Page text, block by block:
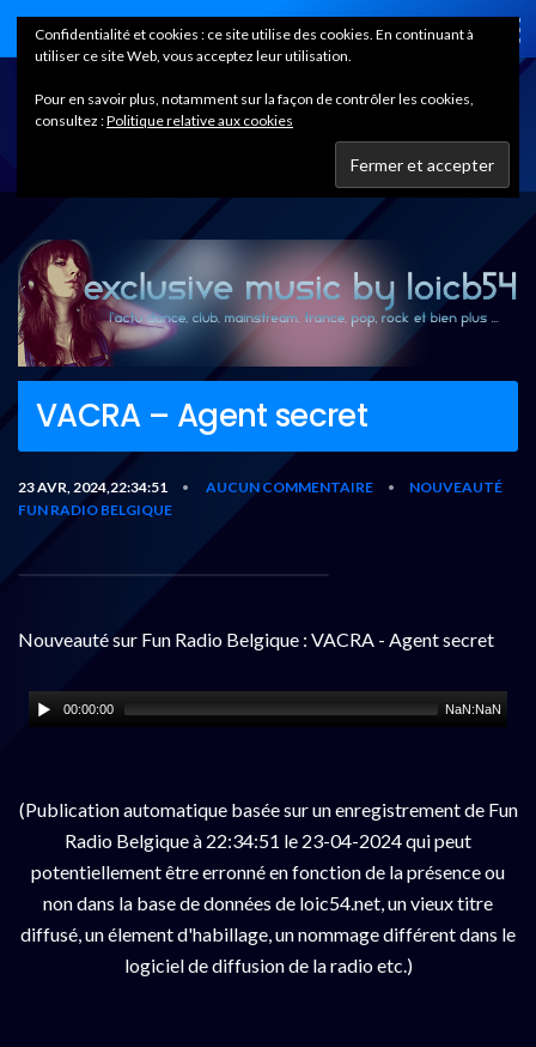
Home
VACRA – Agent secret
23 AVR, 2024,22:34:51 • AUCUN COMMENTAIRE •
NOUVEAUTÉ
FUN RADIO BELGIQUE
Nouveauté sur Fun Radio Belgique : VACRA - Agent secret
00:00:00 NaN:NaN
(Publication automatique basée sur un enregistrement de Fun
Radio Belgique à 22:34:51 le 23-04-2024 qui peut
potentiellement être erronné en fonction de la présence ou
non dans la base de données de loic54.net, un vieux titre
diffusé, un élement d'habillage, un nommage différent dans le
logiciel de diffusion de la radio etc.)
Confidentialité et cookies : ce site utilise des cookies. En continuant à
utiliser ce site Web, vous acceptez leur utilisation.
Pour en savoir plus, notamment sur la façon de contrôler les cookies,
consultez :Politique relative aux cookies